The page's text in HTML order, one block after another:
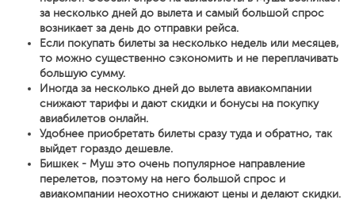
за несколько дней до вылета и самый большой спрос
возникает за день до отправки рейса.
Если покупать билеты за несколько недель или месяцев,
то можно существенно сэкономить и не переплачивать
большую сумму.
Иногда за несколько дней до вылета авиакомпании
снижают тарифы и дают скидки и бонусы на покупку
авиабилетов онлайн.
Удобнее приобретать билеты сразу туда и обратно, так
выйдет гораздо дешевле.
Бишкек - Муш это очень популярное направление
перелетов, поэтому на него большой спрос и
авиакомпании неохотно снижают цены и делают скидки.